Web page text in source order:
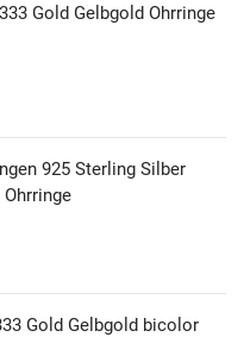
Gold Gelbgold Ohrringe
925 Sterling Silber
Gold Gelbgold bicolor